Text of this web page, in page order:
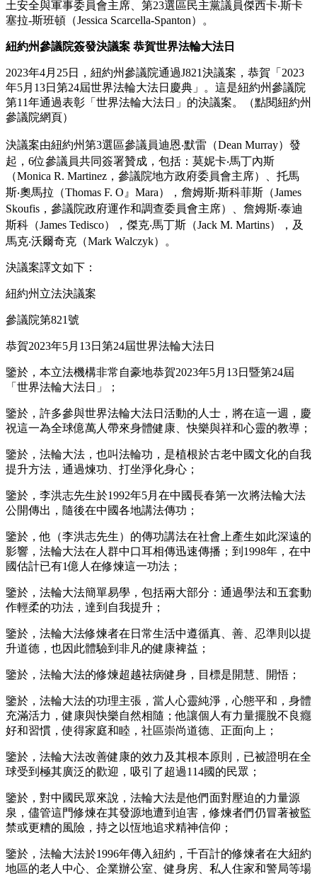
土安全與軍事委員會主席、第23選區民主黨議員傑西卡‧斯卡
塞拉-斯班頓（Jessica Scarcella-Spanton）。
紐約州參議院簽發決議案 恭賀世界法輪大法日
2023年4月25日，紐約州參議院通過J821決議案，恭賀「2023
年5月13日第24屆世界法輪大法日慶典」。這是紐約州參議院
第11年通過表彰「世界法輪大法日」的決議案。（點閱紐約州
參議院網頁）
決議案由紐約州第3選區參議員迪恩‧默雷（Dean Murray）發
起，6位參議員共同簽署贊成，包括：莫妮卡‧馬丁內斯
（Monica R. Martinez，參議院地方政府委員會主席）、托馬
斯‧奧馬拉（Thomas F. O』Mara），詹姆斯‧斯科菲斯（James
Skoufis，參議院政府運作和調查委員會主席）、詹姆斯‧泰迪
斯科（James Tedisco），傑克‧馬丁斯（Jack M. Martins），及
馬克‧沃爾奇克（Mark Walczyk）。
決議案譯文如下：
紐約州立法決議案
參議院第821號
恭賀2023年5月13日第24屆世界法輪大法日
鑒於，本立法機構非常自豪地恭賀2023年5月13日暨第24屆
「世界法輪大法日」；
鑒於，許多參與世界法輪大法日活動的人士，將在這一週，慶
祝這一為全球億萬人帶來身體健康、快樂與祥和心靈的教導；
鑒於，法輪大法，也叫法輪功，是植根於古老中國文化的自我
提升方法，通過煉功、打坐淨化身心；
鑒於，李洪志先生於1992年5月在中國長春第一次將法輪大法
公開傳出，隨後在中國各地講法傳功；
鑒於，他（李洪志先生）的傳功講法在社會上產生如此深遠的
影響，法輪大法在人群中口耳相傳迅速傳播；到1998年，在中
國估計已有1億人在修煉這一功法；
鑒於，法輪大法簡單易學，包括兩大部分：通過學法和五套動
作輕柔的功法，達到自我提升；
鑒於，法輪大法修煉者在日常生活中遵循真、善、忍準則以提
升道德，也因此體驗到非凡的健康裨益；
鑒於，法輪大法的修煉超越祛病健身，目標是開慧、開悟；
鑒於，法輪大法的功理主張，當人心靈純淨，心態平和，身體
充滿活力，健康與快樂自然相隨；他讓個人有力量擺脫不良癮
好和習慣，使得家庭和睦，社區崇尚道德、正面向上；
鑒於，法輪大法改善健康的效力及其根本原則，已被證明在全
球受到極其廣泛的歡迎，吸引了超過114國的民眾；
鑒於，對中國民眾來說，法輪大法是他們面對壓迫的力量源
泉，儘管這門修煉在其發源地遭到迫害，修煉者們仍冒著被監
禁或更糟的風險，持之以恆地追求精神信仰；
鑒於，法輪大法於1996年傳入紐約，千百計的修煉者在大紐約
地區的老人中心、企業辦公室、健身房、私人住家和警局等場